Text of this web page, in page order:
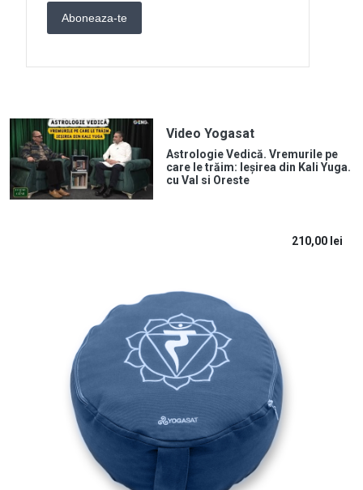
Video Yogasat
Astrologie Vedică. Vremurile pe
care le trăim: Ieșirea din Kali Yuga.
cu Val si Oreste
210,00 lei